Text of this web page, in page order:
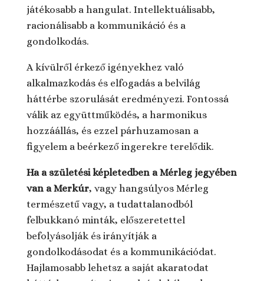
játékosabb a hangulat. Intellektuálisabb,
racionálisabb a kommunikáció és a
gondolkodás.
A kívülről érkező igényekhez való
alkalmazkodás és elfogadás a belvilág
háttérbe szorulását eredményezi. Fontossá
válik az együttműködés, a harmonikus
hozzáállás, és ezzel párhuzamosan a
figyelem a beérkező ingerekre terelődik.
Ha a születési képletedben a Mérleg jegyében
van a Merkúr, vagy hangsúlyos Mérleg
természetű vagy, a tudattalanodból
felbukkanó minták, előszeretettel
befolyásolják és irányítják a
gondolkodásodat és a kommunikációdat.
Hajlamosabb lehetsz a saját akaratodat